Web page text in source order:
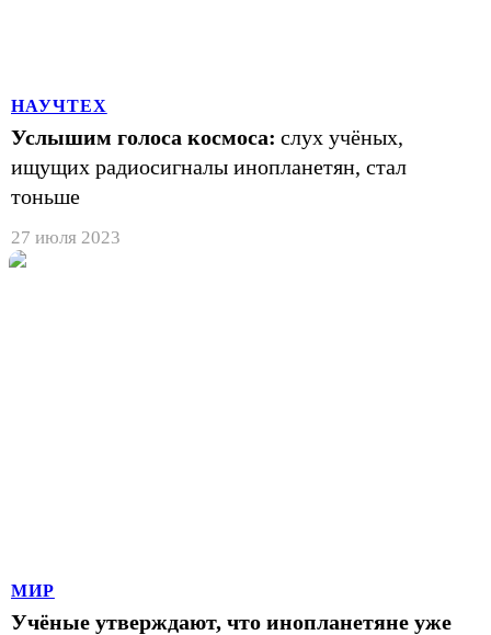
НАУЧТЕХ
Услышим голоса космоса: слух учёных,
ищущих радиосигналы инопланетян, стал
тоньше
27 июля 2023
МИР
Учёные утверждают, что инопланетяне уже